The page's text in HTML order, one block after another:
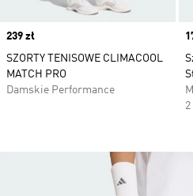
Price
239 zł
SZORTY TENISOWE CLIMACOOL
MATCH PRO
Damskie Performance